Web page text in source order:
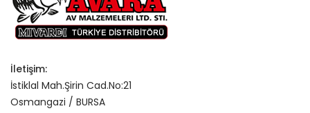
İletişim:
İstiklal Mah.Şirin Cad.No:21
Osmangazi / BURSA